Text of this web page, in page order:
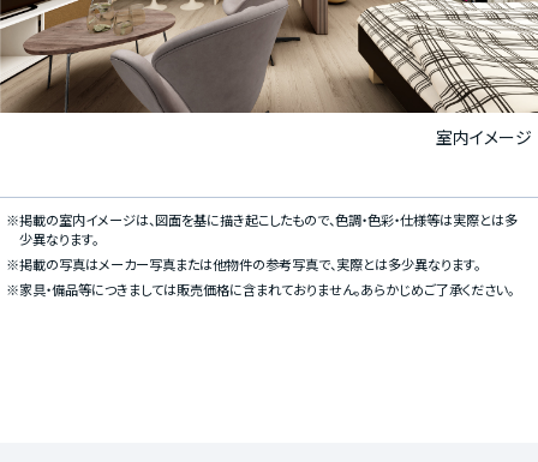
室内イメージ
※掲載の室内イメージは、図面を基に描き起こしたもので、色調・色彩・仕様等は実際とは多
少異なります。
※掲載の写真はメーカー写真または他物件の参考写真で、実際とは多少異なります。
※家具・備品等につきましては販売価格に含まれておりません。あらかじめご了承ください。